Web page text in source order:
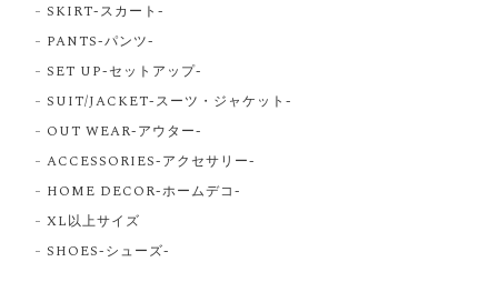
SKIRT-スカート-
PANTS-パンツ-
SET UP-セットアップ-
SUIT/JACKET-スーツ・ジャケット-
OUT WEAR-アウター-
ACCESSORIES-アクセサリー-
HOME DECOR-ホームデコ-
XL以上サイズ
SHOES-シューズ-